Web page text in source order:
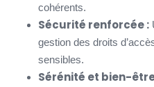
cohérents.
Sécurité renforcée :
gestion des droits
sensibles.
Sérénité et bien-